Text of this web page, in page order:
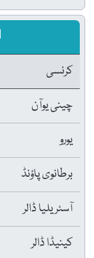
کرنسی
چینی یوآن
یورو
برطانوی پاؤنڈ
آسٹریلیا ڈالر
کینیڈا ڈالر